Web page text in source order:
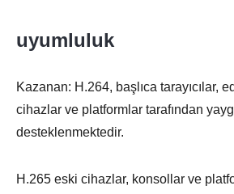
uyumluluk
Kazanan: H.264, başlıca tarayıcılar,
cihazlar ve platformlar tarafından
desteklenmektedir.
H.265 eski cihazlar, konsollar ve